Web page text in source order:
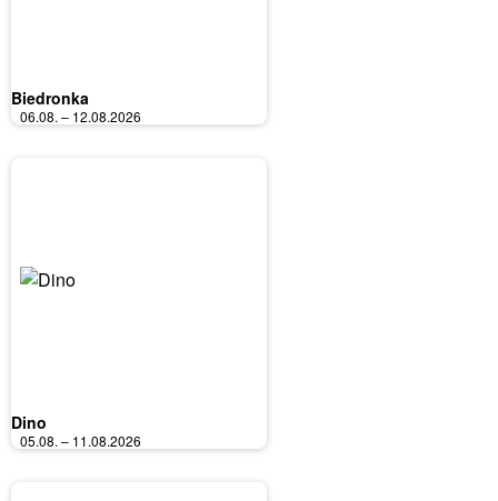
Biedronka
06.08. – 12.08.2026
Dino
05.08. – 11.08.2026